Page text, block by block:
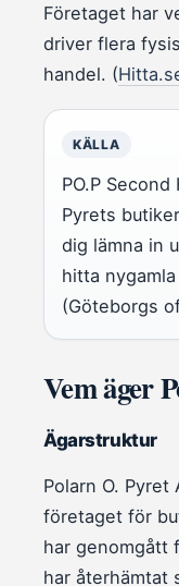
Företaget har
driver flera
handel. (
KÄLLA
PO.P
Pyrets
dig lämna in
hitta
(Göteborgs
Vem äger
Ägarstruktur
Polarn O.
företaget för
har genomgått
har återhämtat